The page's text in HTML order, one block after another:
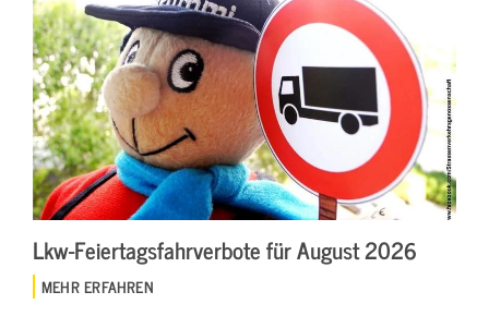
Lkw-Feiertagsfahrverbote für August 2026
MEHR ERFAHREN